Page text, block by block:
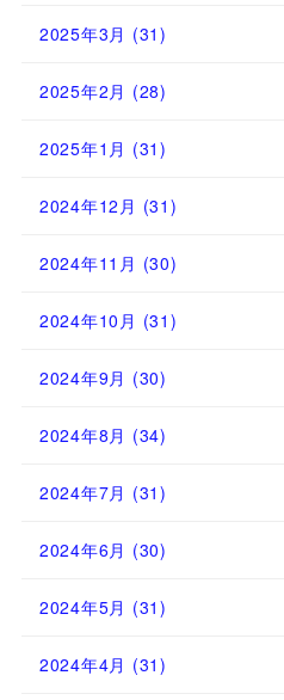
2025年3月 (31)
2025年2月 (28)
2025年1月 (31)
2024年12月 (31)
2024年11月 (30)
2024年10月 (31)
2024年9月 (30)
2024年8月 (34)
2024年7月 (31)
2024年6月 (30)
2024年5月 (31)
2024年4月 (31)